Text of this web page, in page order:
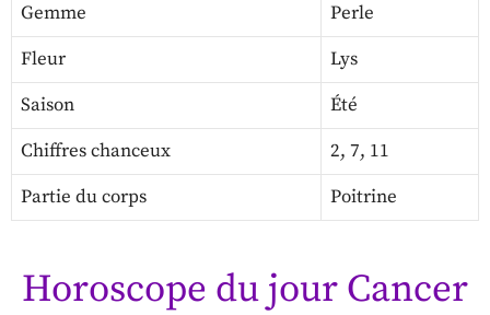
Gemme
Perle
Fleur
Lys
Saison
Été
Chiffres chanceux
2, 7, 11
Partie du corps
Poitrine
Horoscope du jour Cancer